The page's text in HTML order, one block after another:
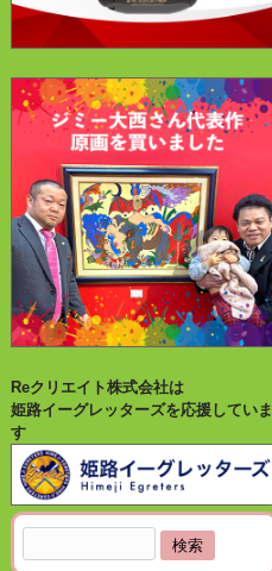
Reクリエイト株式会社は
姫路イーグレッターズを応援していま
す
索: